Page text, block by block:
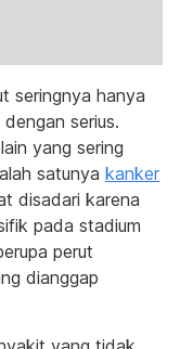
seringnya hanya
serius.
yang sering
satunya kanker
disadari karena
pada stadium
perut
dianggap